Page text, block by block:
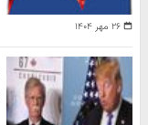
۲۶ مهر ۱۴۰۴